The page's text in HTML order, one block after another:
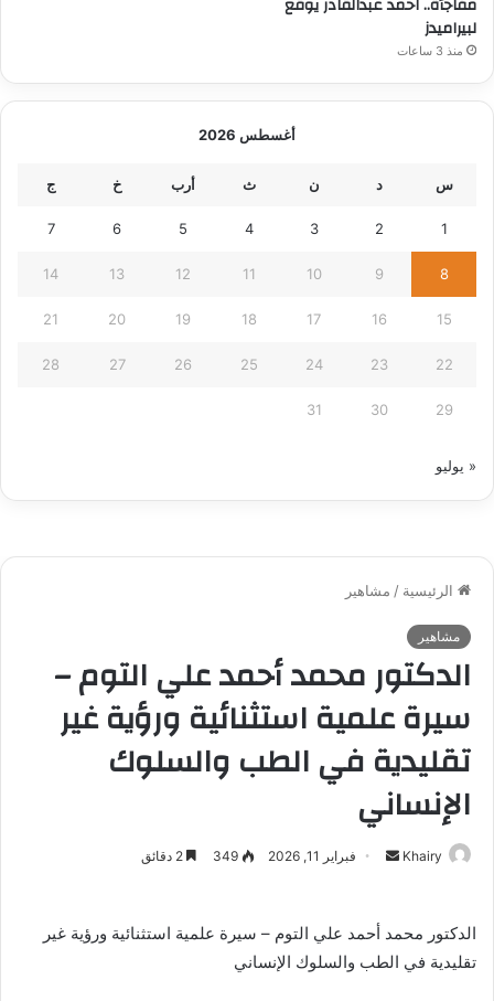
مفاجأة.. احمد عبدالقادر يوقع
لبيراميدز
منذ 3 ساعات
أغسطس 2026
س د ن ث أرب خ ج
1
2
3
4
5
6
7
8
9
10
11
12
13
14
15
16
17
18
19
20
21
22
23
24
25
26
27
28
29
30
31
« يوليو